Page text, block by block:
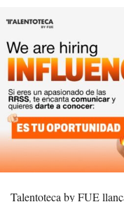
Talentoteca by FUE